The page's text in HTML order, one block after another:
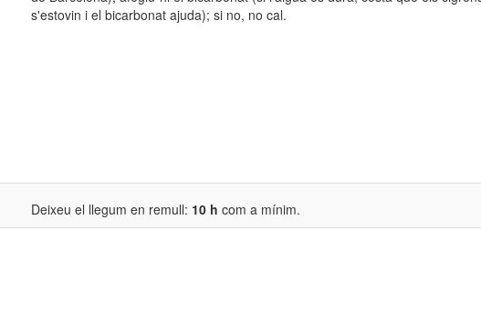
s'estovin i el bicarbonat ajuda); si no, no cal.
Deixeu el llegum en remull: 10 h com a mínim.